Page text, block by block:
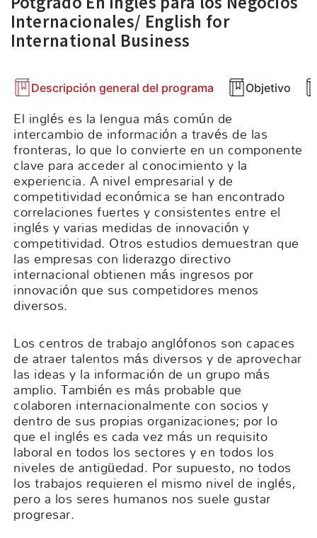
Internacionales/ English for
International Business
Descripción general del programa Objetivo
El inglés es la lengua más común de
intercambio de información a través de las
fronteras, lo que lo convierte en un componente
clave para acceder al conocimiento y la
experiencia. A nivel empresarial y de
competitividad económica se han encontrado
correlaciones fuertes y consistentes entre el
inglés y varias medidas de innovación y
competitividad. Otros estudios demuestran que
las empresas con liderazgo directivo
internacional obtienen más ingresos por
innovación que sus competidores menos
diversos.
Los centros de trabajo anglófonos son capaces
de atraer talentos más diversos y de aprovechar
las ideas y la información de un grupo más
amplio. También es más probable que
colaboren internacionalmente con socios y
dentro de sus propias organizaciones; por lo
que el inglés es cada vez más un requisito
laboral en todos los sectores y en todos los
niveles de antigüedad. Por supuesto, no todos
los trabajos requieren el mismo nivel de inglés,
pero a los seres humanos nos suele gustar
progresar.